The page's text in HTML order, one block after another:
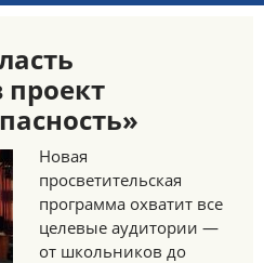
Новая
просветительская
программа охватит все
целевые аудитории —
от школьников до